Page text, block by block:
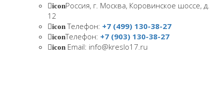
iconРоссия, г. Москва, Коровинское шоссе, д.
12
iconТелефон: +7 (499) 130-38-27
iconТелефон: +7 (903) 130-38-27
icon Email: info@kreslo17.ru